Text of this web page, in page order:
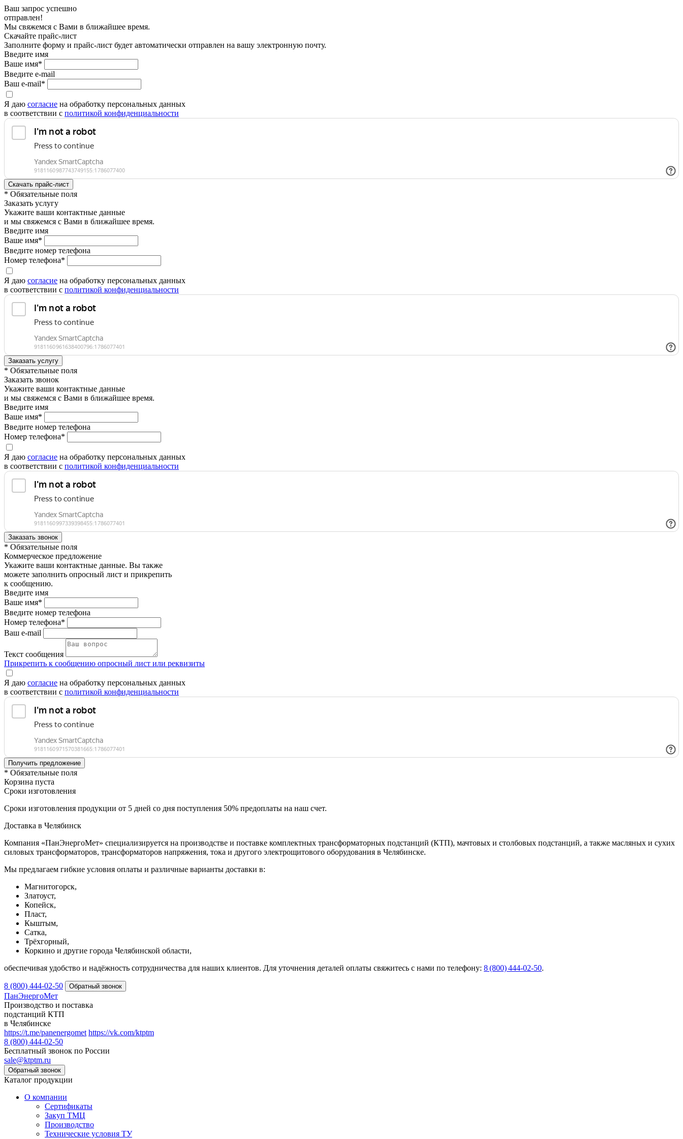
Ваш запрос успешно
отправлен!
Мы свяжемся с Вами в ближайшее время.
Скачайте прайс-лист
Заполните форму и прайс-лист будет автоматически отправлен на вашу электронную почту.
Введите имя
Ваше имя*
Введите e-mail
Ваш e-mail*
Я даю согласие на обработку персональных данных
в соответствии с политикой конфиденциальности
* Обязательные поля
Заказать услугу
Укажите ваши контактные данные
и мы свяжемся с Вами в ближайшее время.
Введите имя
Ваше имя*
Введите номер телефона
Номер телефона*
Я даю согласие на обработку персональных данных
в соответствии с политикой конфиденциальности
* Обязательные поля
Заказать звонок
Укажите ваши контактные данные
и мы свяжемся с Вами в ближайшее время.
Введите имя
Ваше имя*
Введите номер телефона
Номер телефона*
Я даю согласие на обработку персональных данных
в соответствии с политикой конфиденциальности
* Обязательные поля
Коммерческое предложение
Укажите ваши контактные данные. Вы также
можете заполнить опросный лист и прикрепить
к сообщению.
Введите имя
Ваше имя*
Введите номер телефона
Номер телефона*
Ваш e-mail
Текст сообщения
Прикрепить к сообщению опросный лист или реквизиты
Я даю согласие на обработку персональных данных
в соответствии с политикой конфиденциальности
* Обязательные поля
Корзина пуста
Сроки изготовления
Сроки изготовления продукции от 5 дней со дня поступления 50% предоплаты на наш счет.
Доставка в Челябинск
Компания «ПанЭнергоМет» специализируется на производстве и поставке комплектных трансформаторных подстанций (КТП), мачтовых и столбовых подстанций, а также масляных и сухих
силовых трансформаторов, трансформаторов напряжения, тока и другого электрощитового оборудования в Челябинске.
Мы предлагаем гибкие условия оплаты и различные варианты доставки в:
Магнитогорск,
Златоуст,
Копейск,
Пласт,
Кыштым,
Сатка,
Трёхгорный,
Коркино и другие города Челябинской области,
обеспечивая удобство и надёжность сотрудничества для наших клиентов. Для уточнения деталей оплаты свяжитесь с нами по телефону: 8 (800) 444‑02‑50.
8 (800) 444-02-50
ПанЭнергоМет
Производство и поставка
подстанций КТП
в Челябинске
https://t.me/panenergomet https://vk.com/ktptm
8 (800) 444-02-50
Бесплатный звонок по России
sale@ktptm.ru
Каталог продукции
О компании
Сертификаты
Закуп ТМЦ
Производство
Технические условия ТУ